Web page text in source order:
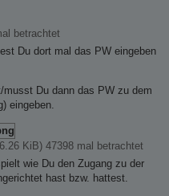
betrachtet
Du dort mal das PW eingeben
Du dann das PW zu dem
eingeben.
KiB) 47398 mal betrachtet
wie Du den Zugang zu der
hast bzw. hattest.